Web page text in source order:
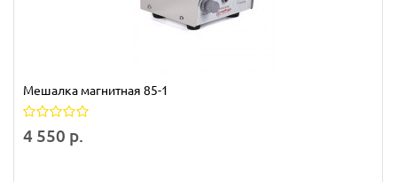
Мешалка магнитная 85-1
4 550 р.